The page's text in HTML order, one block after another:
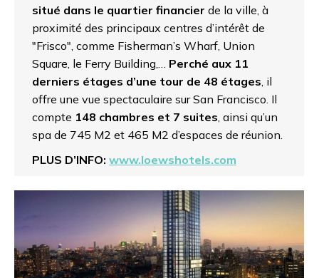
situé dans le quartier financier de la ville, à
proximité des principaux centres d’intérêt de
"Frisco", comme Fisherman’s Wharf, Union
Square, le Ferry Building,… Perché aux 11
derniers étages d’une tour de 48 étages , il
offre une vue spectaculaire sur San Francisco. Il
compte 148 chambres et 7 suites , ainsi qu’un
spa de 745 M2 et 465 M2 d’espaces de réunion.
PLUS D’INFO: www.loewshotels.com